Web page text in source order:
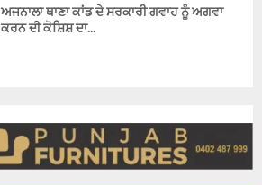
ਅਜਨਾਲਾ ਥਾਣਾ ਕਾਂਡ ਦੇ ਸਰਕਾਰੀ ਗਵਾਹ ਨੂੰ ਅਗਵਾ
ਕਰਨ ਦੀ ਕੋਸ਼ਿਸ਼ ਦਾ...